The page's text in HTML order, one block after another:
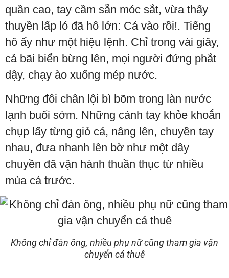
quần cao, tay cầm sẵn móc sắt, vừa thấy
thuyền lấp ló đã hô lớn: Cá vào rồi!. Tiếng
hô ấy như một hiệu lệnh. Chỉ trong vài giây,
cả bãi biển bừng lên, mọi người đứng phắt
dậy, chạy ào xuống mép nước.
Những đôi chân lội bì bõm trong làn nước
lạnh buổi sớm. Những cánh tay khỏe khoắn
chụp lấy từng giỏ cá, nâng lên, chuyền tay
nhau, đưa nhanh lên bờ như một dây
chuyền đã vận hành thuần thục từ nhiều
mùa cá trước.
Không chỉ đàn ông, nhiều phụ nữ cũng tham gia vận
chuyển cá thuê